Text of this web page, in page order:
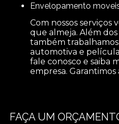
envelopamento
Com nossos serviços
que almeja. Além dos
também
automotiva e
fale conosco e saiba
empresa. Garantimos
FAÇA UM